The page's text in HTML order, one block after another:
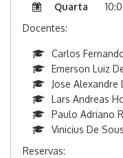
Quarta
Docentes:
Carlos
Emerson Luiz
Jose Alexandre
Lars Andreas
Paulo Adriano
Vinicius De
Reservas: